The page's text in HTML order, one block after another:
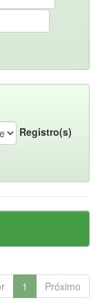
Registro(s)
1 Próximo